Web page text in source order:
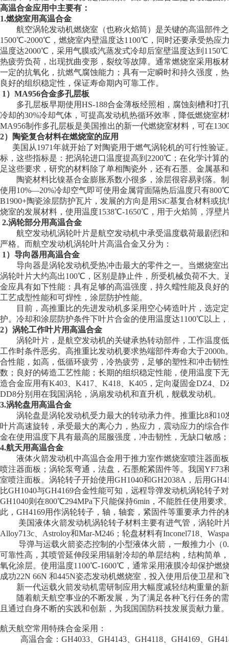
高温合金应用中主要有：
1.燃烧室用高温合金
航空涡轮发动机燃烧室（也称火焰筒）是关键的高温部件之
1500℃-2000℃，燃烧室内壁温度达1100℃，同时还要承受热应
温度达2000℃，采用气膜或汽蒸发式冷却后室壁温度达到
热疲劳负荷，出现扰曲变形，裂纹等故障。通常燃烧室采用板
一定的抗氧化，抗燃气腐蚀能力；具有一定瞬时和持久强度，
良好的组织稳定性，保证寿命期内可靠工作。
1）MA956合金多孔层板
多孔层板早期使用HS-188合金薄板经照相，腐蚀刻槽和打
冷却的30%冷却气体，可提高发动机热循环效率，降低燃烧室
MA956制作多孔层板是美国推出的新一代燃烧室材料，可在
2）陶瓷复合材料在燃烧室的应用
美国从1971年就开始了对陶瓷用于燃气涡轮机的可行性验证
标，这些指标是：把涡轮进口温度提高到2200℃；在化学计算
足这些要求，研究的材料除了单相陶瓷外，还有石墨、金属基
陶瓷材料比镍基合金膨胀系数小很多，涂层很容易剥落。制
使用10%—20%冷却空气即可使用金属背面隔热后温度只有
B1900+陶瓷涂层防护瓦片，发展的方向是用SiC基复合材料或
烧室的发展材料，使用温度1538℃-1650℃，用于火焰筒，浮壁
2.涡轮部分用高温合金
航空发动机涡轮叶片是航空发动机中承受温度载荷最剧烈和
严格。而航空发动机涡轮叶片高温合金又分为：
1）导向器用高温合金
导向器是涡轮发动机受热冲击最大的零件之一。当燃烧室出
涡轮叶片大约高出100℃，区别是静止件，所受机械负荷不大
金应具有如下性能：具有足够的高温强度，持久蠕性能及良好
工艺成型性能和可焊性，涂层防护性能。
目前，高推重比的先进发动机多采用空心铸造叶片，选定
护。冷却和涂层防护条件下叶片合金的使用温度达1100℃以
2）涡轮工作叶片用高温合金
涡轮叶片，是航空发动机的关键承热转动部件，工作温度
工作时条件恶劣。高推重比发动机要求热端部件寿命大于
合性能，如高，低循环疲劳，冷热疲劳，足够的塑性和冲击韧
数；良好的铸造工艺性能；长期的组织稳定性能，使用温度下
造合金应用有K403、K417、K418、K405，定向凝固金DZ4、
DD8分别用在我国涡轮，涡扇发动机和直升机，舰载发动机。
3.涡轮盘用高温合金
涡轮盘是涡轮发动机受力最大的转动承力件。推重比8和10
叶片高速旋转，承受最大的离心力，热应力，震动应力的综合
金在使用温度下具有最高的屈服强度，冲击韧性，无缺口敏感
4.航天用高温合金
液体火箭发动机中高温合金用于推力室作燃烧室喷注器面板
喷注器面板；涡轮泵弯通，法盘，石墨舵紧固件等。我国
室喷注面板。涡轮转子开始使用GH1040和GH2038A，后用
比GH1040与GH4169合金性能可知，远程导弹发动机涡轮转子
GH1040则在800℃294MPa下只能保持6min，不能胜任使用要
此，GH4169用作涡轮转子，轴，轴套，紧固件等重要承力
美国液体火箭发动机涡轮转子材料主要有进气管，涡轮叶片
Alloy713c、Astroloy和Mar-M246；轮盘材料有Inconel718、
导弹与运载火箭姿态控制的小型液体火箭，一般推力小（
可靠性高，其喷管延伸段采用辐射冷却的单层结构，结构简单
氧化涂层。使用温度1100℃-1600℃，通常采用液膜冷却保护燃
成功22N 66N 和445N姿态发动机燃烧室，投入使用后使卫
新一代运载火箭发动机需研制应用大幅度减轻结构重量的
随着航天航空事业的不断发展，为了满足各种飞行任务的需
且通过自身不断的实践和创新，为我国国防科技发展贡献力量。
航天航空常用特殊合金采用：
高温合金：GH4033、GH4143、GH4118、GH4169、